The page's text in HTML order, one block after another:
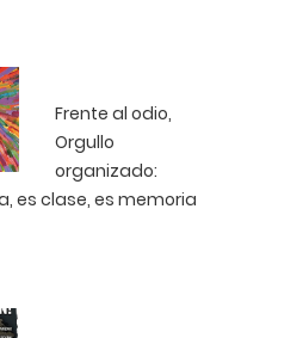
Frente al odio,
Orgullo
organizado:
es clase, es memoria